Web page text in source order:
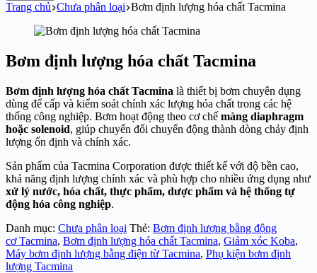
Trang chủ Chưa phân loại Bơm định lượng hóa chất Tacmina
Bơm định lượng hóa chất Tacmina
Bơm định lượng hóa chất Tacmina là thiết bị bơm chuyên dụng
dùng để cấp và kiểm soát chính xác lượng hóa chất trong các hệ
thống công nghiệp. Bơm hoạt động theo cơ chế màng diaphragm
hoặc solenoid, giúp chuyển đổi chuyển động thành dòng chảy định
lượng ổn định và chính xác.
Sản phẩm của Tacmina Corporation được thiết kế với độ bền cao,
khả năng định lượng chính xác và phù hợp cho nhiều ứng dụng như
xử lý nước, hóa chất, thực phẩm, dược phẩm và hệ thống tự
động hóa công nghiệp.
Danh mục: Chưa phân loại Thẻ: Bơm định lượng bằng động
cơ Tacmina, Bơm định lượng hóa chất Tacmina, Giảm xóc Koba,
Máy bơm định lượng bằng điện từ Tacmina, Phụ kiện bơm định
lượng Tacmina